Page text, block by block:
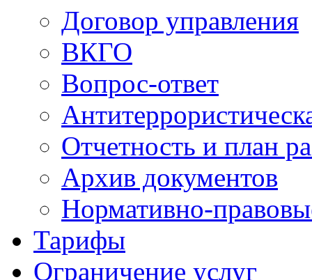
Договор управления
ВКГО
Вопрос-ответ
Отчетность и план
Архив документов
Нормативно-
Тарифы
Ограничение услуг